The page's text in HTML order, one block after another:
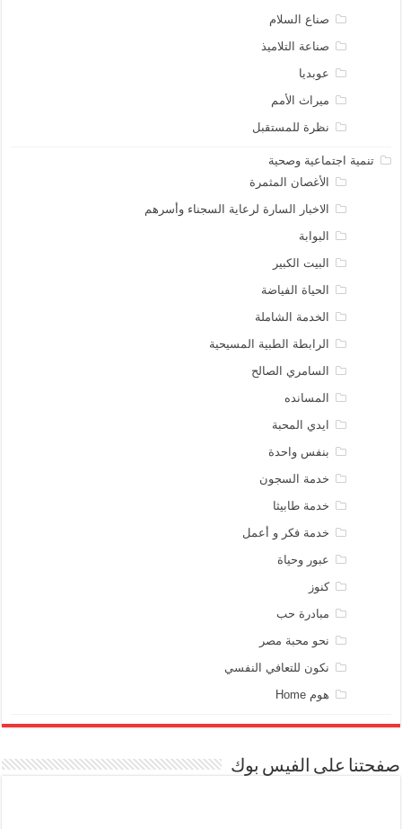
صناع السلام
صناعة التلاميذ
عوبديا
ميراث الأمم
نظرة للمستقبل
تنمية اجتماعية وصحية
الأغصان المثمرة
الاخبار السارة لرعاية السجناء وأسرهم
البوابة
البيت الكبير
الحياة الفياضة
الخدمة الشاملة
الرابطة الطبية المسيحية
السامري الصالح
المسانده
ايدي المحبة
بنفس واحدة
خدمة السجون
خدمة طابيثا
خدمة فكر و أعمل
عبور وحياة
كنوز
مبادرة حب
نحو محبة مصر
نكون للتعافي النفسي
هوم Home
صفحتنا على الفيس بوك